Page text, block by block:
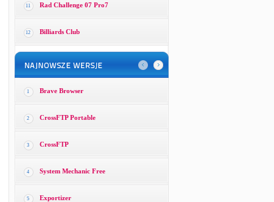
11 Rad Challenge 07 Pro7
12 Billiards Club
1 Brave Browser
2 CrossFTP Portable
3 CrossFTP
4 System Mechanic Free
5 Exportizer